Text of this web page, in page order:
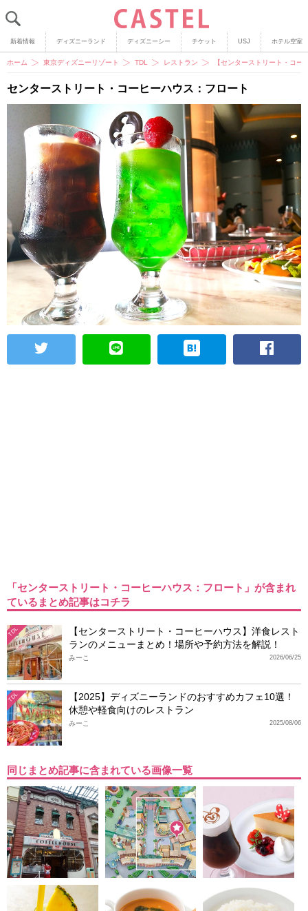
新着情報 ディズニーランド ディズニーシー チケット USJ ホテル空室
ホーム 東京ディズニーリゾート TDL レストラン 【センターストリート・コ
センターストリート・コーヒーハウス：フロート
「センターストリート・コーヒーハウス：フロート」が含まれ
ているまとめ記事はコチラ
TDL
【センターストリート・コーヒーハウス】洋食レスト
ランのメニューまとめ！場所や予約方法を解説！
2026/06/25
みーこ
TDL
【2025】ディズニーランドのおすすめカフェ10選！
休憩や軽食向けのレストラン
2025/08/06
みーこ
同じまとめ記事に含まれている画像一覧